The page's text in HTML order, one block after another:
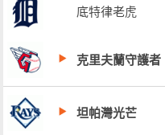
底特律老虎
克里夫蘭守護者
坦帕灣光芒